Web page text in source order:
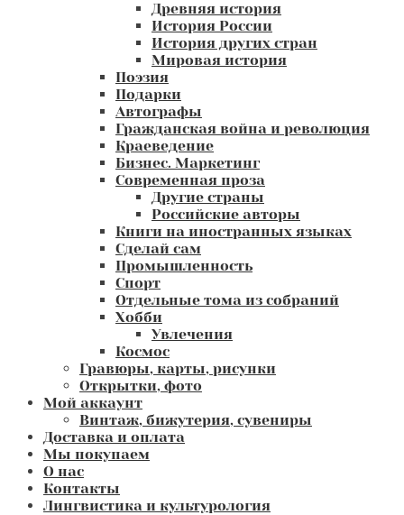
Древняя история
История России
История других стран
Мировая история
Поэзия
Подарки
Автографы
Гражданская война и революция
Краеведение
Бизнес. Маркетинг
Современная проза
Другие страны
Российские авторы
Книги на иностранных языках
Сделай сам
Промышленность
Спорт
Отдельные тома из собраний
Хобби
Увлечения
Космос
Гравюры, карты, рисунки
Открытки, фото
Мой аккаунт
Винтаж, бижутерия, сувениры
Доставка и оплата
Мы покупаем
О нас
Контакты
Лингвистика и культурология